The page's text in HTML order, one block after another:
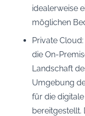
idealerweise
möglichen
Private
die On-
Landschaft
Umgebung
für die
bereitgestellt.